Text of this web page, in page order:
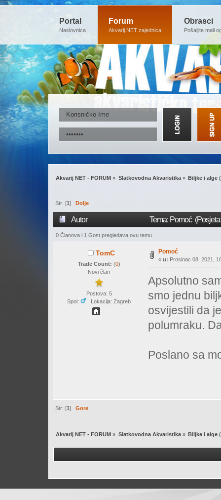
Portal
Naslovnica
Forum
Akvarij.NET zajednica
Obrasci
Pošaljite mali
Akvarij NET - FORUM » Slatkovodna Akvaristika» Biljke i alge
Str: [1] Dolje
Autor Tema: Pomoć
0 Članova i 1 Gost pregledava ovu temu.
TomC
Trade Count: (0)
Novi član
Postova: 5
Spol:
Lokacija: Zagreb
Pomoć
« u: Prosinac 08, 2021,
Apsolutno
smo jednu
osvijestili da
polumraku.
Poslano sa
Str: [1]Gore
Akvarij NET - FORUM » Slatkovodna Akvaristika» Biljke i alge